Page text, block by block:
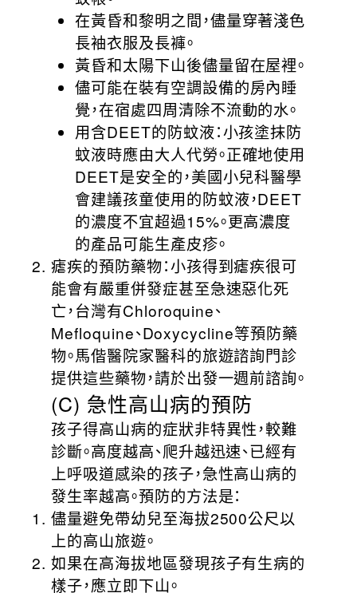
在黃昏和黎明之間，儘量穿著淺色
長袖衣服及長褲。
黃昏和太陽下山後儘量留在屋裡。
儘可能在裝有空調設備的房內睡
覺，在宿處四周清除不流動的水。
用含DEET的防蚊液：小孩塗抹防
蚊液時應由大人代勞。正確地使用
DEET是安全的，美國小兒科醫學
會建議孩童使用的防蚊液，DEET
的濃度不宜超過15%。更高濃度
的產品可能生產皮疹。
瘧疾的預防藥物：小孩得到瘧疾很可
能會有嚴重併發症甚至急速惡化死
亡，台灣有Chloroquine、
Mefloquine、Doxycycline等預防藥
物。馬偕醫院家醫科的旅遊諮詢門診
提供這些藥物，請於出發一週前諮詢。
(C) 急性高山病的預防
孩子得高山病的症狀非特異性，較難
診斷。高度越高、爬升越迅速、已經有
上呼吸道感染的孩子，急性高山病的
發生率越高。預防的方法是：
儘量避免帶幼兒至海拔2500公尺以
上的高山旅遊。
如果在高海拔地區發現孩子有生病的
樣子，應立即下山。